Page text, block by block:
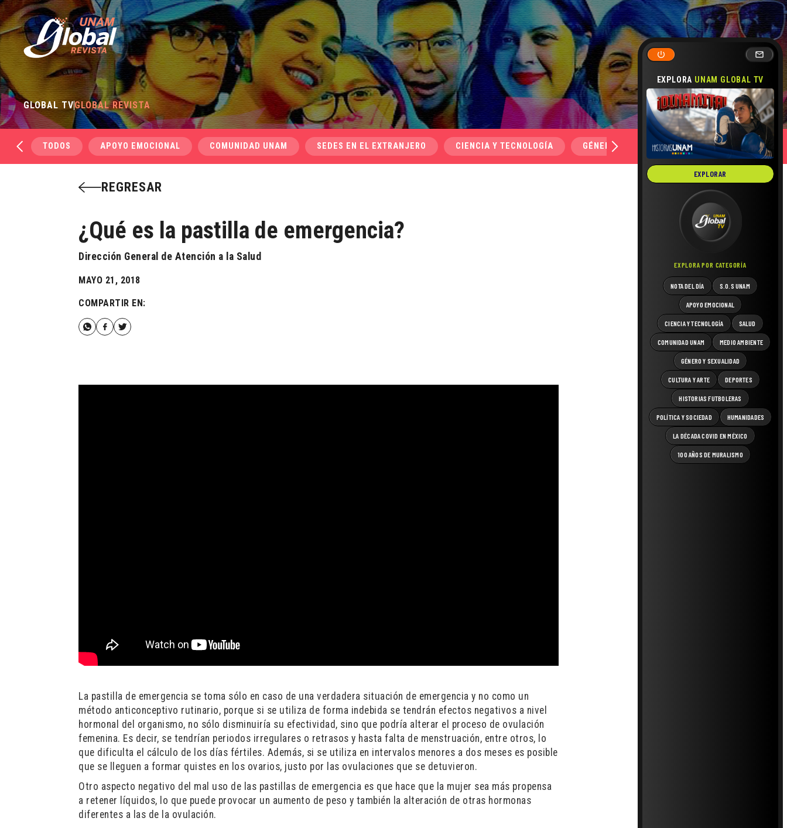
EXPLORA UNAM GLOBAL TV
EXPLORAR
EXPLORA POR CATEGORÍA
NOTA DEL DÍA S.O.S UNAM
APOYO EMOCIONAL
CIENCIA Y TECNOLOGÍA SALUD
COMUNIDAD UNAM MEDIO AMBIENTE
GÉNERO Y SEXUALIDAD
CULTURA Y ARTE DEPORTES
HISTORIAS FUTBOLERAS
POLÍTICA Y SOCIEDAD HUMANIDADES
LA DÉCADA COVID EN MÉXICO
100 AÑOS DE MURALISMO
GLOBAL TVGLOBAL REVISTA
TODOS APOYO EMOCIONAL COMUNIDAD UNAM SEDES EN EL EXTRANJERO CIENCIA Y TECNOLOGÍA GÉNERO Y SEXUALIDAD SALUD
REGRESAR
¿Qué es la pastilla de emergencia?
Dirección General de Atención a la Salud
MAYO 21, 2018
COMPARTIR EN:
La pastilla de emergencia se toma sólo en caso de una verdadera situación de emergencia y no como un
método anticonceptivo rutinario, porque si se utiliza de forma indebida se tendrán efectos negativos a nivel
hormonal del organismo, no sólo disminuiría su efectividad, sino que podría alterar el proceso de ovulación
femenina. Es decir, se tendrían periodos irregulares o retrasos y hasta falta de menstruación, entre otros, lo
que dificulta el cálculo de los días fértiles. Además, si se utiliza en intervalos menores a dos meses es posible
que se lleguen a formar quistes en los ovarios, justo por las ovulaciones que se detuvieron.
Otro aspecto negativo del mal uso de las pastillas de emergencia es que hace que la mujer sea más propensa
a retener líquidos, lo que puede provocar un aumento de peso y también la alteración de otras hormonas
diferentes a las de la ovulación.